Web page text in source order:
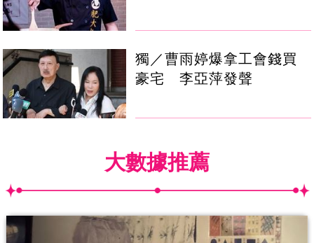
獨／曹雨婷爆拿工會錢買
豪宅 李亞萍發聲
大數據推薦